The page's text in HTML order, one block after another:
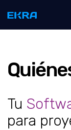
Tu
para